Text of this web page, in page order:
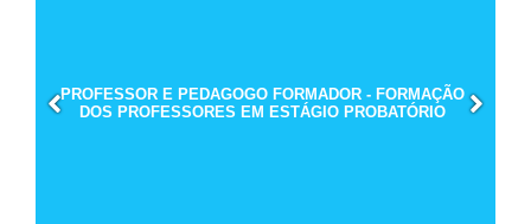
PROFESSOR E PEDAGOGO FORMADOR - FORMAÇÃO
DOS PROFESSORES EM ESTÁGIO PROBATÓRIO